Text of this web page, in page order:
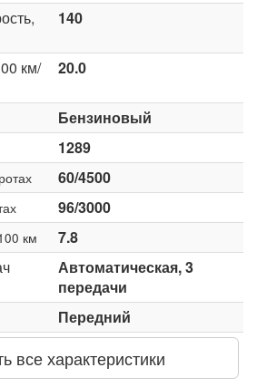
140
км/
20.0
Бензиновый
1289
60/4500
96/3000
км
7.8
Автоматическая, 3
передачи
Передний
все характеристики